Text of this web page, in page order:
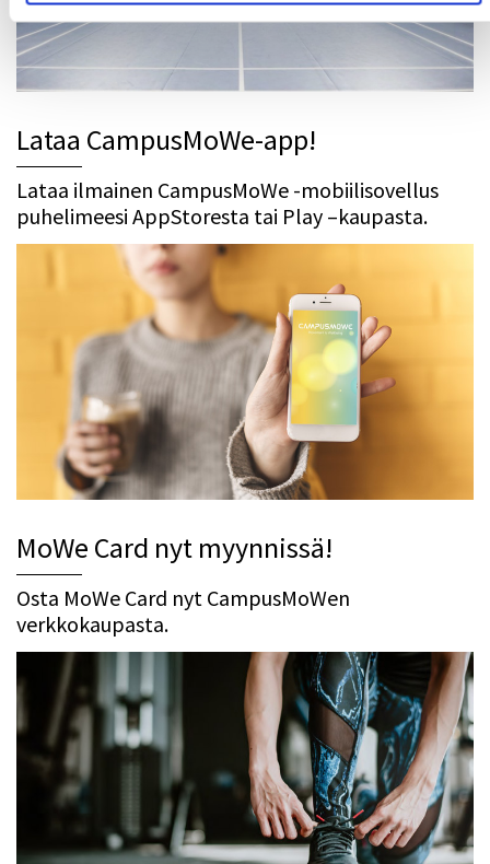
Lataa CampusMoWe-app!
Lataa ilmainen CampusMoWe -mobiilisovellus
puhelimeesi AppStoresta tai Play –kaupasta.
MoWe Card nyt myynnissä!
Osta MoWe Card nyt CampusMoWen
verkkokaupasta.